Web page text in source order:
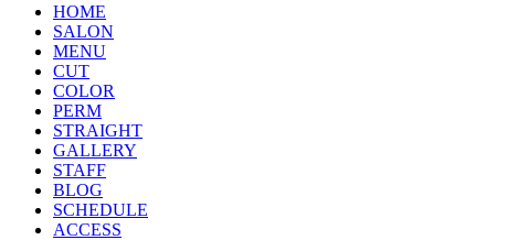
HOME
SALON
MENU
CUT
COLOR
PERM
STRAIGHT
GALLERY
STAFF
BLOG
SCHEDULE
ACCESS